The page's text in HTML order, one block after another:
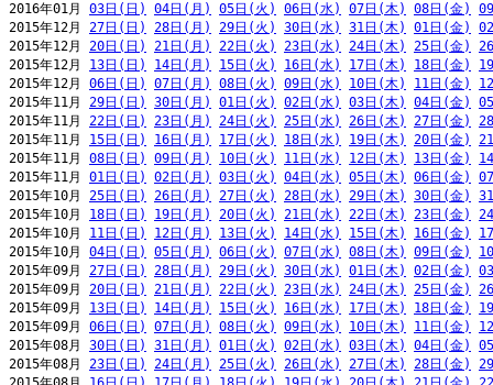
2016年01月 03日(日) 04日(月) 05日(火) 06日(水) 07日(木) 08日(金)
2015年12月 27日(日) 28日(月) 29日(火) 30日(水) 31日(木) 01日(金)
2015年12月 20日(日) 21日(月) 22日(火) 23日(水) 24日(木) 25日(金)
2015年12月 13日(日) 14日(月) 15日(火) 16日(水) 17日(木) 18日(金)
2015年12月 06日(日) 07日(月) 08日(火) 09日(水) 10日(木) 11日(金)
2015年11月 29日(日) 30日(月) 01日(火) 02日(水) 03日(木) 04日(金)
2015年11月 22日(日) 23日(月) 24日(火) 25日(水) 26日(木) 27日(金)
2015年11月 15日(日) 16日(月) 17日(火) 18日(水) 19日(木) 20日(金)
2015年11月 08日(日) 09日(月) 10日(火) 11日(水) 12日(木) 13日(金)
2015年11月 01日(日) 02日(月) 03日(火) 04日(水) 05日(木) 06日(金)
2015年10月 25日(日) 26日(月) 27日(火) 28日(水) 29日(木) 30日(金)
2015年10月 18日(日) 19日(月) 20日(火) 21日(水) 22日(木) 23日(金)
2015年10月 11日(日) 12日(月) 13日(火) 14日(水) 15日(木) 16日(金)
2015年10月 04日(日) 05日(月) 06日(火) 07日(水) 08日(木) 09日(金)
2015年09月 27日(日) 28日(月) 29日(火) 30日(水) 01日(木) 02日(金)
2015年09月 20日(日) 21日(月) 22日(火) 23日(水) 24日(木) 25日(金)
2015年09月 13日(日) 14日(月) 15日(火) 16日(水) 17日(木) 18日(金)
2015年09月 06日(日) 07日(月) 08日(火) 09日(水) 10日(木) 11日(金)
2015年08月 30日(日) 31日(月) 01日(火) 02日(水) 03日(木) 04日(金)
2015年08月 23日(日) 24日(月) 25日(火) 26日(水) 27日(木) 28日(金)